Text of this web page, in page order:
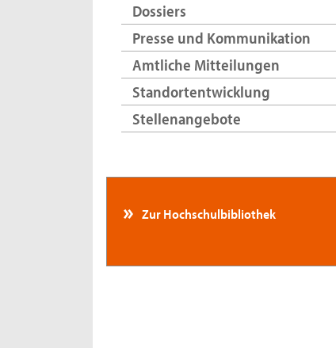
Dossiers
Presse und Kommunikation
Amtliche Mitteilungen
Standortentwicklung
Stellenangebote
Zur Hochschulbibliothek